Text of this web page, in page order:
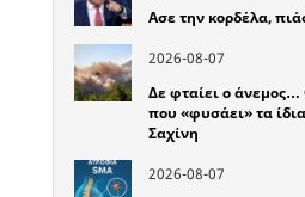
Ασε την κορδέλα,
2026-08-07
Δε φταίει ο άνεμος…
που «φυσάει» τα
Σαχίνη
2026-08-07